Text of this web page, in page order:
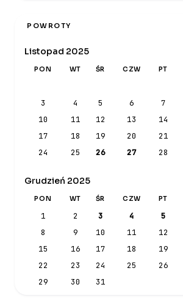
POWROTY
Listopad 2025
PON WT ŚR CZW PT
3
4 5 6 7
10
11 12 13 14
17
18 19 20 21
24
25 26 27 28
Grudzień 2025
PON WT ŚR CZW PT
1 2 3 4 5
8
9 10 11 12
15
16 17 18 19
22
23 24 25 26
29
30 31